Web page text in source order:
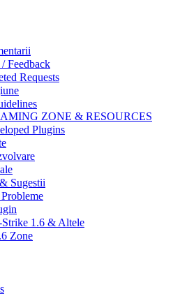
Feedback
Requests
ZONE & RESOURCES
Plugins
Sugestii
1.6 & Altele
Zone